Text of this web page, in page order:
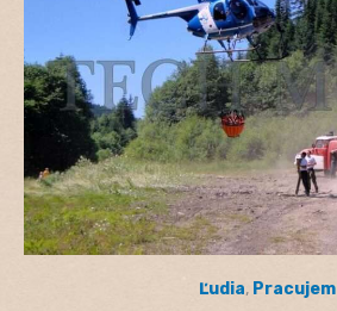
Ľudia, Pracujem